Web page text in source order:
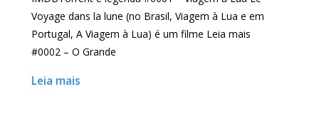
Voyage dans la lune (no Brasil, Viagem à Lua e em
Portugal, A Viagem à Lua) é um filme Leia mais
#0002 – O Grande
Leia mais